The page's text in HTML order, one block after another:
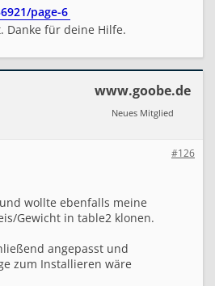
page-6
Danke für deine Hilfe.
www.goobe.de
Neues Mitglied
#126
wollte ebenfalls meine
Gewicht in table2 klonen.
angepasst und
zum Installieren wäre